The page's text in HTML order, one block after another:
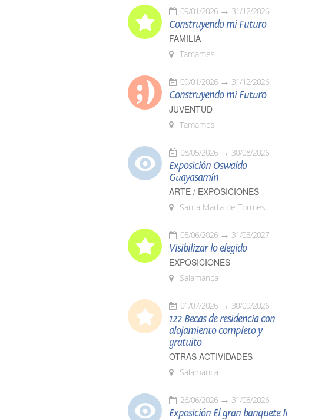
09/01/2026 31/12/2026
Construyendo mi Futuro
FAMILIA
Tamames
09/01/2026 31/12/2026
Construyendo mi Futuro
JUVENTUD
Tamames
08/05/2026 30/08/2026
Exposición Oswaldo
Guayasamín
ARTE / EXPOSICIONES
Santa Marta de Tormes
05/06/2026 31/03/2027
Visibilizar lo elegido
EXPOSICIONES
Salamanca
01/07/2026 30/09/2026
122 Becas de residencia con
alojamiento completo y
gratuito
OTRAS ACTIVIDADES
Salamanca
26/06/2026 31/08/2026
Exposición El gran banquete II